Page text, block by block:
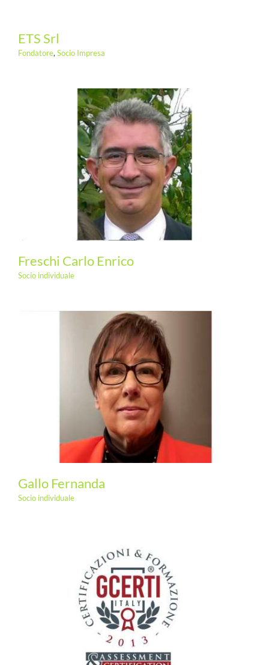
ETS Srl
Fondatore, Socio Impresa
Freschi Carlo Enrico
Socio individuale
Gallo Fernanda
Socio individuale